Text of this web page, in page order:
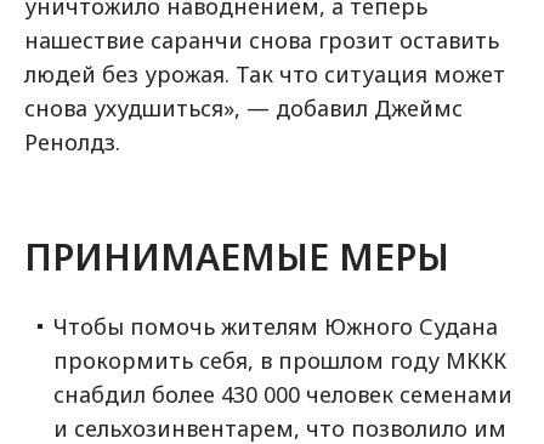
уничтожило наводнением, а теперь
нашествие саранчи снова грозит оставить
людей без урожая. Так что ситуация может
снова ухудшиться», — добавил Джеймс
Ренолдз.
ПРИНИМАЕМЫЕ МЕРЫ
Чтобы помочь жителям Южного Судана
прокормить себя, в прошлом году МККК
снабдил более 430 000 человек семенами
и сельхозинвентарем, что позволило им